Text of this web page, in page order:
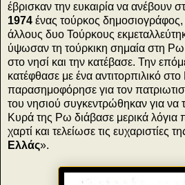
έβρισκαν την ευκαιρία να ανέβουν
1974 ένας τούρκος
άλλους δυο Τούρκους
ύψωσαν τη τούρκικη σημαία στη
στο νησί και την κατέβασε. Την
κατέφθασε με ένα αντιτορπιλικό στο
παρασημοφόρησε για τον
του νησιού συγκεντρώθηκαν για να
Κυρά της Ρω διάβασε μερικά λόγια
χαρτί και τελείωσε τις ευχαριστίες
Ελλάς».